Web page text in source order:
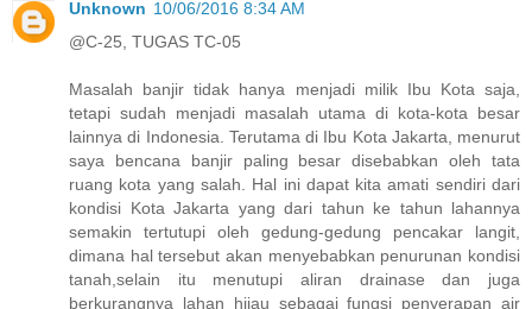
Unknown 10/06/2016 8:34 AM
@C-25, TUGAS TC-05
Masalah banjir tidak hanya menjadi milik Ibu Kota saja,
tetapi sudah menjadi masalah utama di kota-kota besar
lainnya di Indonesia. Terutama di Ibu Kota Jakarta, menurut
saya bencana banjir paling besar disebabkan oleh tata
ruang kota yang salah. Hal ini dapat kita amati sendiri dari
kondisi Kota Jakarta yang dari tahun ke tahun lahannya
semakin tertutupi oleh gedung-gedung pencakar langit,
dimana hal tersebut akan menyebabkan penurunan kondisi
tanah,selain itu menutupi aliran drainase dan juga
berkurangnya lahan hijau sebagai fungsi penyerapan air